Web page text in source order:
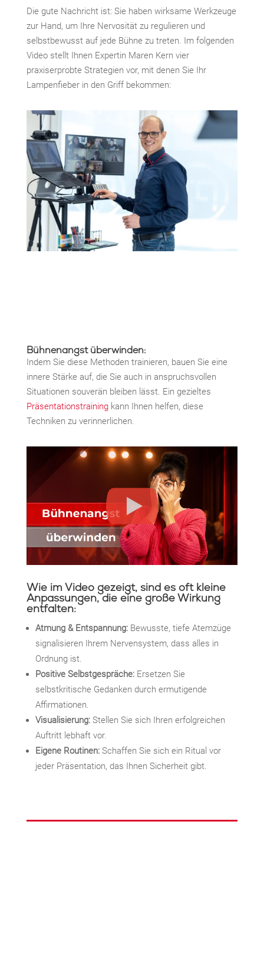
Die gute Nachricht ist: Sie haben wirksame Werkzeuge
zur Hand, um Ihre Nervosität zu regulieren und
selbstbewusst auf jede Bühne zu treten. Im folgenden
Video stellt Ihnen Expertin Maren Kern vier
praxiserprobte Strategien vor, mit denen Sie Ihr
Lampenfieber in den Griff bekommen:
Bühnenangst überwinden:
Indem Sie diese Methoden trainieren, bauen Sie eine
innere Stärke auf, die Sie auch in anspruchsvollen
Situationen souverän bleiben lässt. Ein gezieltes
Präsentationstrainingkann Ihnen helfen, diese
Techniken zu verinnerlichen.
Wie im Video gezeigt, sind es oft kleine
Anpassungen, die eine große Wirkung
entfalten:
Atmung & Entspannung:Bewusste, tiefe Atemzüge
signalisieren Ihrem Nervensystem, dass alles in
Ordnung ist.
Positive Selbstgespräche:Ersetzen Sie
selbstkritische Gedanken durch ermutigende
Affirmationen.
Visualisierung:Stellen Sie sich Ihren erfolgreichen
Auftritt lebhaft vor.
Eigene Routinen:Schaffen Sie sich ein Ritual vor
jeder Präsentation, das Ihnen Sicherheit gibt.